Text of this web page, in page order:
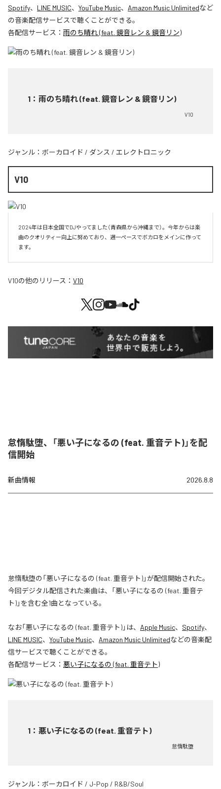
Spotify、 LINE MUSIC、 YouTube Music、 Amazon Music Unlimitedなど
の音楽配信サービスで聴くことができる。
各配信サービス： 雨のち晴れ (feat. 鏡音レン & 鏡音リン)
1 ： 雨のち晴れ (feat. 鏡音レン & 鏡音リン)
V10
ジャンル： ボーカロイド / ダンス / エレクトロニック
V10
2024年は日本全国でDJやってました（青森県から沖縄まで）。今年からは楽
曲のクオリティー向上に努めており、週一ペースでボカロをメインに作って
V10の他のリリース： V10
怠惰駄堕、「悪い子になるの (feat. 重音テト)」を配
信開始
新曲情報 2026.8.8
怠惰駄堕の「悪い子になるの (feat. 重音テト)」が配信開始された。
今回デジタル配信された楽曲は、「悪い子になるの (feat. 重音テ
ト)」を含む全1曲となっている。
なお「悪い子になるの (feat. 重音テト)」は、 Apple Music、 Spotify、
LINE MUSIC、 YouTube Music、 Amazon Music Unlimitedなどの音楽配
信サービスで聴くことができる。
各配信サービス： 悪い子になるの (feat. 重音テト)
1 ： 悪い子になるの (feat. 重音テト)
怠惰駄堕
ジャンル： ボーカロイド / J-Pop / R&B/Soul